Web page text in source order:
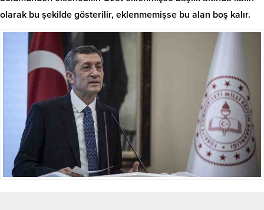
olarak bu şekilde gösterilir, eklenmemişse bu alan boş kalır.